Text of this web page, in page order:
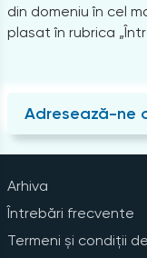
din domeniu în cel
plasat în rubrica
Adresează-ne
Arhiva
Întrebări frecvente
Termeni și condiții